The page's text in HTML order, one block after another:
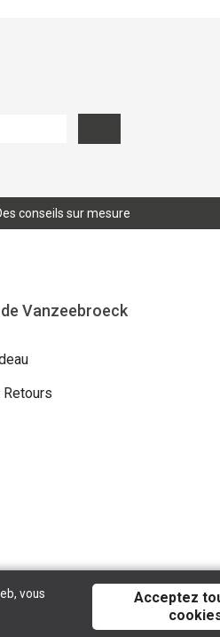
conseils sur mesure
Vanzeebroeck
Retours
By Tilroy
vous
Acceptez